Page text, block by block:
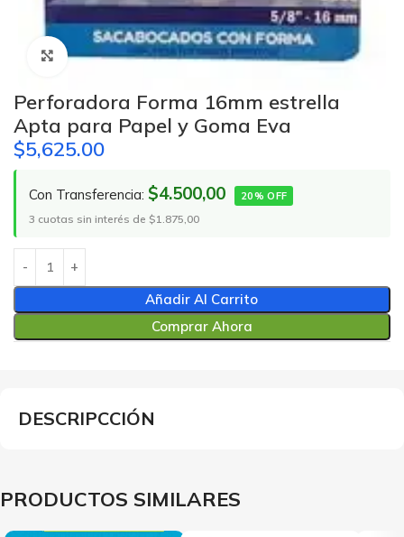
Click to enlarge
Perforadora Forma 16mm estrella
Apta para Papel y Goma Eva
$5,625.00
Con Transferencia: $4.500,00 20% OFF
3 cuotas sin interés de $1.875,00
Añadir Al Carrito
Comprar Ahora
DESCRIPCCIÓN
PRODUCTOS SIMILARES